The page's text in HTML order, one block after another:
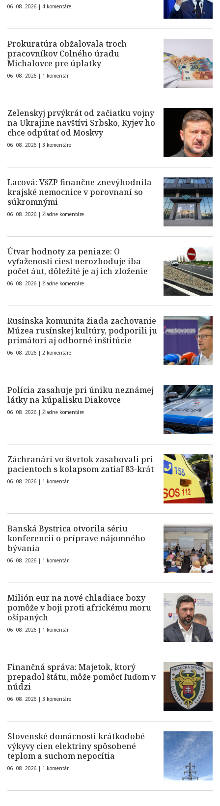
06. 08. 2026 | 4 komentáre
Prokuratúra obžalovala troch
pracovníkov Colného úradu
Michalovce pre úplatky
06. 08. 2026 | 1 komentár
Zelenskyj prvýkrát od začiatku vojny
na Ukrajine navštívi Srbsko, Kyjev ho
chce odpútať od Moskvy
06. 08. 2026 | 3 komentáre
Lacová: VšZP finančne znevýhodnila
krajské nemocnice v porovnaní so
súkromnými
06. 08. 2026 | Žiadne komentáre
Útvar hodnoty za peniaze: O
vyťaženosti ciest nerozhoduje iba
počet áut, dôležité je aj ich zloženie
06. 08. 2026 | Žiadne komentáre
Rusínska komunita žiada zachovanie
Múzea rusínskej kultúry, podporili ju
primátori aj odborné inštitúcie
06. 08. 2026 | 2 komentáre
Polícia zasahuje pri úniku neznámej
látky na kúpalisku Diakovce
06. 08. 2026 | Žiadne komentáre
Záchranári vo štvrtok zasahovali pri
pacientoch s kolapsom zatiaľ 83-krát
06. 08. 2026 | 1 komentár
Banská Bystrica otvorila sériu
konferencií o príprave nájomného
bývania
06. 08. 2026 | 1 komentár
Milión eur na nové chladiace boxy
pomôže v boji proti africkému moru
ošípaných
06. 08. 2026 | 1 komentár
Finančná správa: Majetok, ktorý
prepadol štátu, môže pomôcť ľuďom v
núdzi
06. 08. 2026 | 3 komentáre
Slovenské domácnosti krátkodobé
výkyvy cien elektriny spôsobené
teplom a suchom nepocítia
06. 08. 2026 | 1 komentár